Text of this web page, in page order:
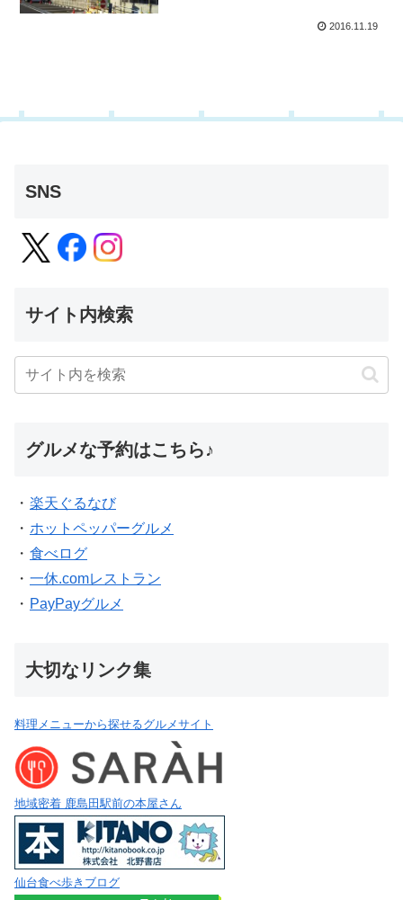
2016.11.19
SNS
サイト内検索
グルメな予約はこちら♪
・ 楽天ぐるなび
・ ホットペッパーグルメ
・ 食べログ
・ 一休.comレストラン
・ PayPayグルメ
大切なリンク集
料理メニューから探せるグルメサイト
地域密着 鹿島田駅前の本屋さん
仙台食べ歩きブログ